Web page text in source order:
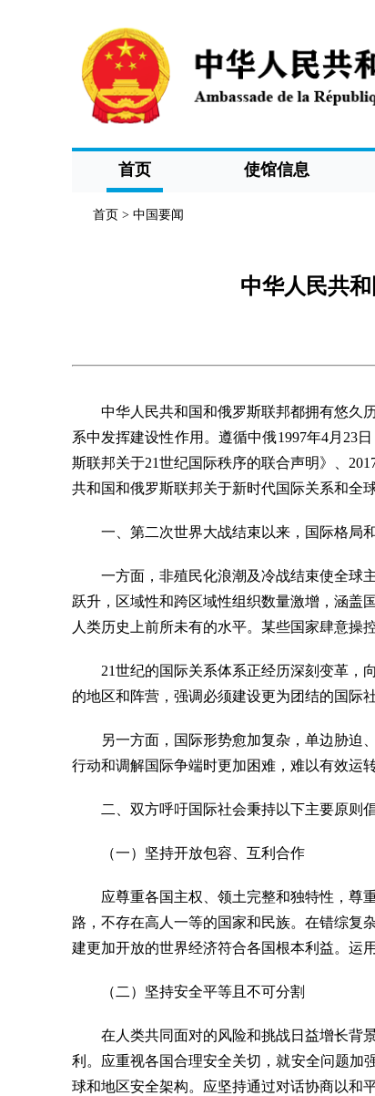
首页 使馆信息
首页 > 中国要闻
中华人民共
中华人民共和国和俄罗斯联邦都拥有悠久
系中发挥建设性作用。遵循中俄1997年4月23
斯联邦关于21世纪国际秩序的联合声明》、
共和国和俄罗斯联邦关于新时代国际关系和全
一、第二次世界大战结束以来，国际格局
一方面，非殖民化浪潮及冷战结束使全球
跃升，区域性和跨区域性组织数量激增，涵盖
人类历史上前所未有的水平。某些国家肆意操
21世纪的国际关系体系正经历深刻变革，
的地区和阵营，强调必须建设更为团结的国际
另一方面，国际形势愈加复杂，单边胁迫
行动和调解国际争端时更加困难，难以有效运
二、双方呼吁国际社会秉持以下主要原则
（一）坚持开放包容、互利合作
应尊重各国主权、领土完整和独特性，尊
路，不存在高人一等的国家和民族。在错综复
建更加开放的世界经济符合各国根本利益。运
（二）坚持安全平等且不可分割
在人类共同面对的风险和挑战日益增长背
利。应重视各国合理安全关切，就安全问题加
球和地区安全架构。应坚持通过对话协商以和